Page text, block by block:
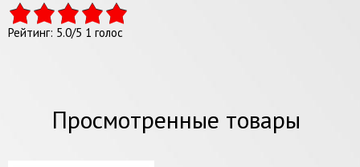
Рейтинг: 5.0/5 1 голос
Просмотренные товары